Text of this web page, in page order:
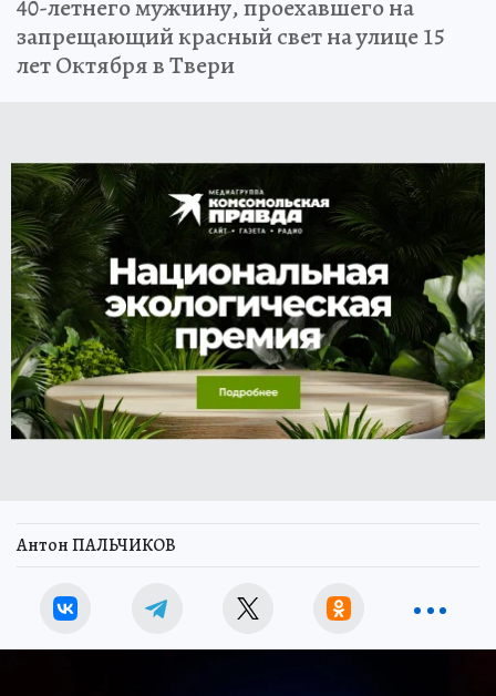
40-летнего мужчину, проехавшего на
запрещающий красный свет на улице 15
лет Октября в Твери
Антон ПАЛЬЧИКОВ